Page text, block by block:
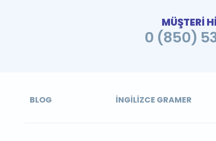
MÜŞTERİ
0 (850)
BLOG İNGILIZCE GRAMER